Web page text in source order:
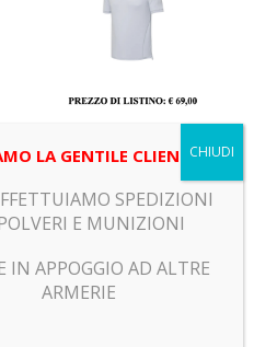
PRODOTTI,
Beretta – POLO CHAMPION’S
Call For Price
LA GENTILE CLIENTELA
SPEDIZIONI
E MUNIZIONI
IN APPOGGIO AD ALTRE
ARMERIE